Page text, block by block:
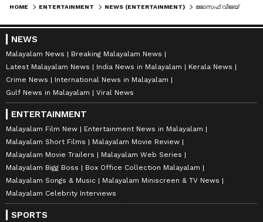
HOME ENTERTAINMENT NEWS (ENTERTAINMENT)
NEWS
Malayalam News
Breaking Malayalam News
Latest Malayalam News
India News in Malayalam
Kerala News
Crime News
International News in Malayalam
Gulf News in Malayalam
Viral News
ENTERTAINMENT
Malayalam Film New
Entertainment News in Malayalam
Malayalam Short Films
Malayalam Movie Review
Malayalam Movie Trailers
Malayalam Web Series
Malayalam Bigg Boss
Box Office Collection Malayalam
Malayalam Songs & Music
Malayalam Miniscreen & TV News
Malayalam Celebrity Interviews
SPORTS